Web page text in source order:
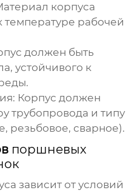
корпуса
температуре рабочей
должен быть
устойчивого к
Корпус должен
трубопровода и типу
резьбовое, сварное).
поршневых
зависит от условий